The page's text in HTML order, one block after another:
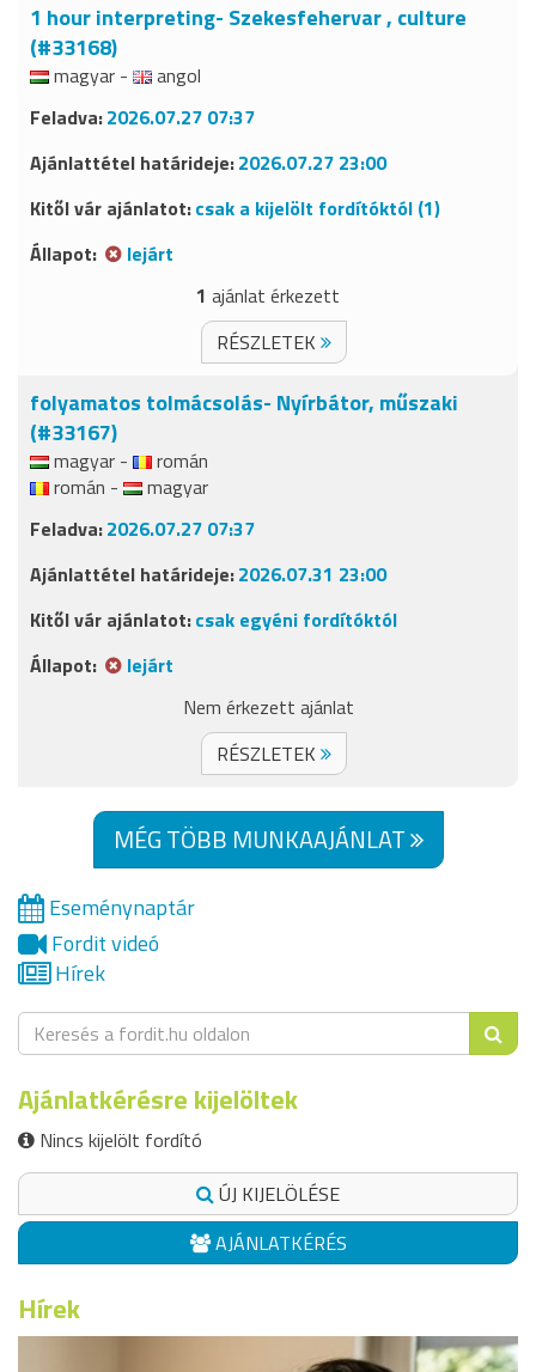
1 hour interpreting- Szekesfehervar , culture
(#33168)
magyar -
angol
2026.07.27 07:37
2026.07.27 23:00
csak a kijelölt fordítóktól (1)
lejárt
1 ajánlat érkezett
RÉSZLETEK
folyamatos tolmácsolás- Nyírbátor, műszaki
(#33167)
magyar -
román
román -
magyar
2026.07.27 07:37
2026.07.31 23:00
csak egyéni fordítóktól
lejárt
Nem érkezett ajánlat
RÉSZLETEK
MÉG TÖBB MUNKAAJÁNLAT
Eseménynaptár
Fordit videó
Hírek
Ajánlatkérésre kijelöltek
Nincs kijelölt fordító
ÚJ KIJELÖLÉSE
AJÁNLATKÉRÉS
Hírek